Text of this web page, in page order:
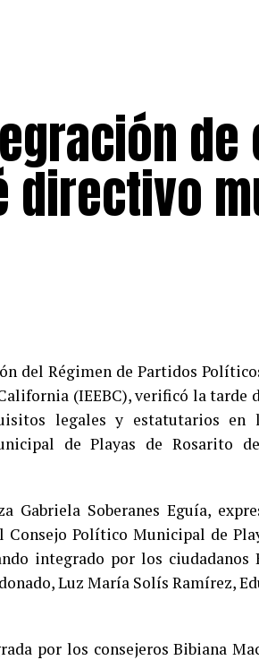
del Régimen de Partidos
(IEEBC), verificó la tarde
legales y estatutarios en
de Playas de Rosarito
Gabriela Soberanes Eguía,
Consejo Político Municipal de
integrado por los ciudadanos
Luz María Solís Ramírez,
por los consejeros Bibiana